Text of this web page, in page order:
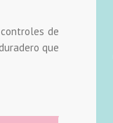
de
que